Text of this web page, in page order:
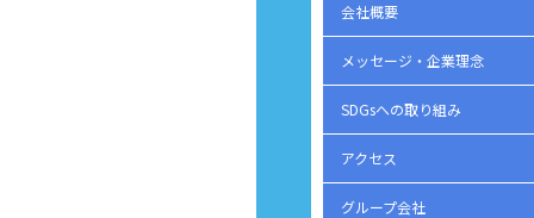
会社概要
メッセージ・企業理念
SDGsへの取り組み
アクセス
グループ会社